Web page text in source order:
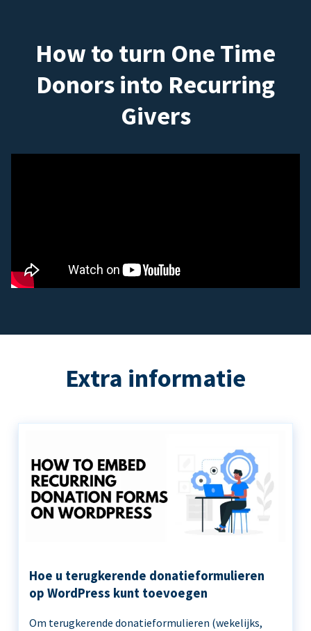
How to turn One Time
Donors into Recurring
Givers
Extra informatie
Hoe u terugkerende donatieformulieren
op WordPress kunt toevoegen
Om terugkerende donatieformulieren (wekelijks,